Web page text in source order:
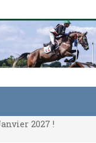
2027 !
2027 !